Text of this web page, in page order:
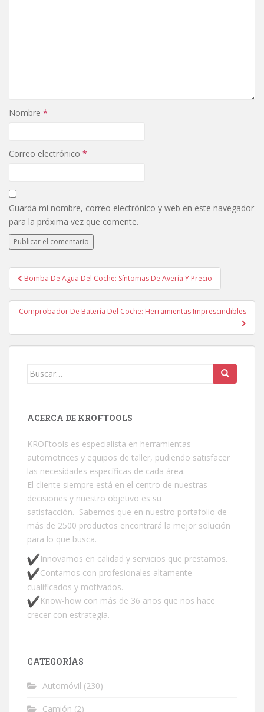
Nombre *
Correo electrónico *
Guarda mi nombre, correo electrónico y web en este navegador
para la próxima vez que comente.
Navegación de entradas
Bomba De Agua Del Coche: Síntomas De Avería Y Precio
Comprobador De Batería Del Coche: Herramientas Imprescindibles
Buscar:
ACERCA DE KROFTOOLS
KROFtools es especialista en herramientas
automotrices y equipos de taller, pudiendo satisfacer
las necesidades específicas de cada área.
El cliente siempre está en el centro de nuestras
decisiones y nuestro objetivo es su
satisfacción. Sabemos que en nuestro portafolio de
más de 2500 productos encontrará la mejor solución
para lo que busca.
Innovamos en calidad y servicios que prestamos.
Contamos con profesionales altamente
cualificados y motivados.
Know-how con más de 36 años que nos hace
crecer con estrategia.
CATEGORÍAS
Automóvil (230)
Camión (2)